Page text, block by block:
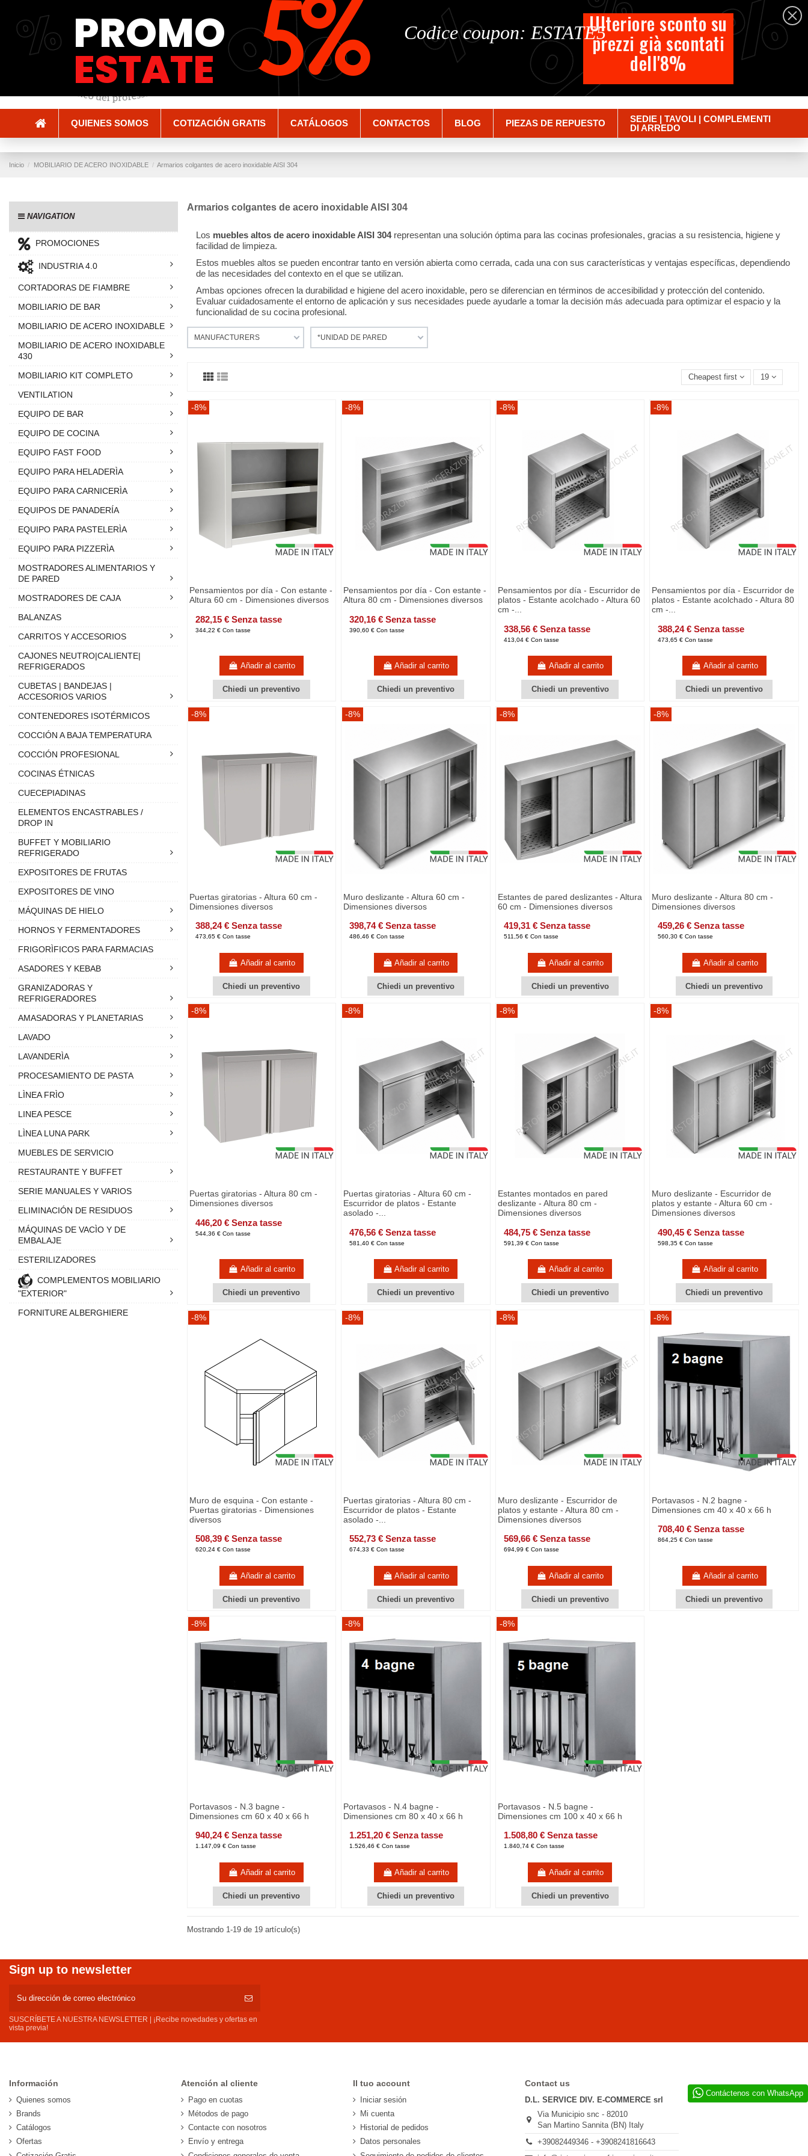
Español
Carrito
QUIENES SOMOS COTIZACIÓN GRATIS CATÁLOGOS CONTACTOS BLOG PIEZAS DE REPUESTO
SEDIE | TAVOLI | COMPLEMENTI
DI ARREDO
Inicio MOBILIARIO DE ACERO INOXIDABLE Armarios colgantes de acero inoxidable AISI 304
Armarios colgantes de acero inoxidable AISI 304
Los muebles altos de acero inoxidable AISI 304representan una solución óptima para las cocinas profesionales, gracias a su resistencia, higiene y
facilidad de limpieza.
Estos muebles altos se pueden encontrar tanto en versión abierta como cerrada, cada una con sus características y ventajas específicas, dependiendo
de las necesidades del contexto en el que se utilizan.
Ambas opciones ofrecen la durabilidad e higiene del acero inoxidable, pero se diferencian en términos de accesibilidad y protección del contenido.
Evaluar cuidadosamente el entorno de aplicación y sus necesidades puede ayudarle a tomar la decisión más adecuada para optimizar el espacio y la
funcionalidad de su cocina profesional.
MANUFACTURERS *UNIDAD DE PARED
Cheapest first 19
-8%
Pensamientos por día - Con estante -
Altura 60 cm - Dimensiones diversos
282,15 € Senza tasse
344,22 € Con tasse
Añadir al carrito
Chiedi un preventivo
-8%
Pensamientos por día - Con estante -
Altura 80 cm - Dimensiones diversos
320,16 € Senza tasse
390,60 € Con tasse
Añadir al carrito
Chiedi un preventivo
-8%
Pensamientos por día - Escurridor de
platos - Estante acolchado - Altura 60
cm -...
338,56 € Senza tasse
413,04 € Con tasse
Añadir al carrito
Chiedi un preventivo
-8%
Pensamientos por día - Escurridor de
platos - Estante acolchado - Altura 80
cm -...
388,24 € Senza tasse
473,65 € Con tasse
Añadir al carrito
Chiedi un preventivo
-8%
Puertas giratorias - Altura 60 cm -
Dimensiones diversos
388,24 € Senza tasse
473,65 € Con tasse
Añadir al carrito
Chiedi un preventivo
-8%
Muro deslizante - Altura 60 cm -
Dimensiones diversos
398,74 € Senza tasse
486,46 € Con tasse
Añadir al carrito
Chiedi un preventivo
-8%
Estantes de pared deslizantes - Altura
60 cm - Dimensiones diversos
419,31 € Senza tasse
511,56 € Con tasse
Añadir al carrito
Chiedi un preventivo
-8%
Muro deslizante - Altura 80 cm -
Dimensiones diversos
459,26 € Senza tasse
560,30 € Con tasse
Añadir al carrito
Chiedi un preventivo
-8%
Puertas giratorias - Altura 80 cm -
Dimensiones diversos
446,20 € Senza tasse
544,36 € Con tasse
Añadir al carrito
Chiedi un preventivo
-8%
Puertas giratorias - Altura 60 cm -
Escurridor de platos - Estante
asolado -...
476,56 € Senza tasse
581,40 € Con tasse
Añadir al carrito
Chiedi un preventivo
-8%
Estantes montados en pared
deslizante - Altura 80 cm -
Dimensiones diversos
484,75 € Senza tasse
591,39 € Con tasse
Añadir al carrito
Chiedi un preventivo
-8%
Muro deslizante - Escurridor de
platos y estante - Altura 60 cm -
Dimensiones diversos
490,45 € Senza tasse
598,35 € Con tasse
Añadir al carrito
Chiedi un preventivo
-8%
Muro de esquina - Con estante -
Puertas giratorias - Dimensiones
diversos
508,39 € Senza tasse
620,24 € Con tasse
Añadir al carrito
Chiedi un preventivo
-8%
Puertas giratorias - Altura 80 cm -
Escurridor de platos - Estante
asolado -...
552,73 € Senza tasse
674,33 € Con tasse
Añadir al carrito
Chiedi un preventivo
-8%
Muro deslizante - Escurridor de
platos y estante - Altura 80 cm -
Dimensiones diversos
569,66 € Senza tasse
694,99 € Con tasse
Añadir al carrito
Chiedi un preventivo
-8%
Portavasos - N.2 bagne -
Dimensiones cm 40 x 40 x 66 h
708,40 € Senza tasse
864,25 € Con tasse
Añadir al carrito
Chiedi un preventivo
-8%
Portavasos - N.3 bagne -
Dimensiones cm 60 x 40 x 66 h
940,24 € Senza tasse
1.147,09 € Con tasse
Añadir al carrito
Chiedi un preventivo
-8%
Portavasos - N.4 bagne -
Dimensiones cm 80 x 40 x 66 h
1.251,20 € Senza tasse
1.526,46 € Con tasse
Añadir al carrito
Chiedi un preventivo
-8%
Portavasos - N.5 bagne -
Dimensiones cm 100 x 40 x 66 h
1.508,80 € Senza tasse
1.840,74 € Con tasse
Añadir al carrito
Chiedi un preventivo
Mostrando 1-19 de 19 artículo(s)
NAVIGATION
PROMOCIONES
INDUSTRIA 4.0
CORTADORAS DE FIAMBRE
MOBILIARIO DE BAR
MOBILIARIO DE ACERO INOXIDABLE
MOBILIARIO DE ACERO INOXIDABLE
430
MOBILIARIO KIT COMPLETO
VENTILATION
EQUIPO DE BAR
EQUIPO DE COCINA
EQUIPO FAST FOOD
EQUIPO PARA HELADERÌA
EQUIPO PARA CARNICERÌA
EQUIPOS DE PANADERÍA
EQUIPO PARA PASTELERÌA
EQUIPO PARA PIZZERÌA
MOSTRADORES ALIMENTARIOS Y
DE PARED
MOSTRADORES DE CAJA
BALANZAS
CARRITOS Y ACCESORIOS
CAJONES NEUTRO|CALIENTE|
REFRIGERADOS
CUBETAS | BANDEJAS |
ACCESORIOS VARIOS
CONTENEDORES ISOTÉRMICOS
COCCIÓN A BAJA TEMPERATURA
COCCIÓN PROFESIONAL
COCINAS ÉTNICAS
CUECEPIADINAS
ELEMENTOS ENCASTRABLES /
DROP IN
BUFFET Y MOBILIARIO
REFRIGERADO
EXPOSITORES DE FRUTAS
EXPOSITORES DE VINO
MÁQUINAS DE HIELO
HORNOS Y FERMENTADORES
FRIGORÌFICOS PARA FARMACIAS
ASADORES Y KEBAB
GRANIZADORAS Y
REFRIGERADORES
AMASADORAS Y PLANETARIAS
LAVADO
LAVANDERÌA
PROCESAMIENTO DE PASTA
LÌNEA FRÌO
LINEA PESCE
LÌNEA LUNA PARK
MUEBLES DE SERVICIO
RESTAURANTE Y BUFFET
SERIE MANUALES Y VARIOS
ELIMINACIÓN DE RESIDUOS
MÁQUINAS DE VACÌO Y DE
EMBALAJE
ESTERILIZADORES
COMPLEMENTOS MOBILIARIO
"EXTERIOR"
FORNITURE ALBERGHIERE
Sign up to newsletter
SUSCRÍBETE A NUESTRA NEWSLETTER | ¡Recibe novedades y ofertas en
vista previa!
Información
Quienes somos
Brands
Catálogos
Ofertas
Atención al cliente
Pago en cuotas
Métodos de pago
Contacte con nosotros
Envío y entrega
Il tuo account
Iniciar sesión
Mi cuenta
Historial de pedidos
Datos personales
Contact us
D.L. SERVICE DIV. E-COMMERCE srl
Via Municipio snc - 82010
San Martino Sannita (BN) Italy
+39082449346 - +3908241816643
Contáctenos con WhatsApp
%
% %
%
% Ulteriore sconto su
prezzi già scontati
dell'8%
Codice coupon: ESTATE5
PROMO
ESTATE 5%